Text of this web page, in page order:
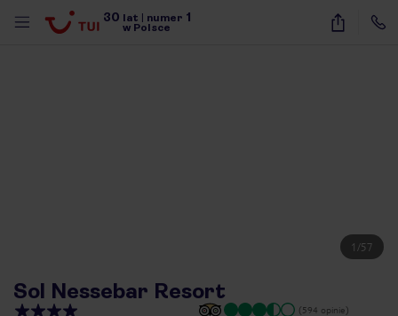
30 lat numer 1
w Polsce
1 /57
Sol Nessebar Resort
(594 opinie)